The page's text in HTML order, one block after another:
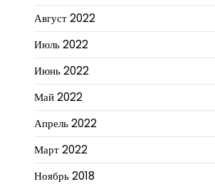
Август 2022
Июль 2022
Июнь 2022
Май 2022
Апрель 2022
Март 2022
Ноябрь 2018